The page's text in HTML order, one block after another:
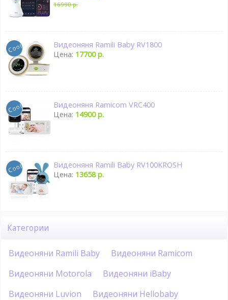
16990 р.
Видеоняня Ramili Baby RV1800
Цена: 17700 р.
Видеоняня Ramicom VRC400
Цена: 14900 р.
Видеоняня Ramili Baby RV100KROSH
Цена: 13658 р.
Категории
Видеоняни Ramili Baby
Видеоняни Ramicom
Видеоняни Motorola
Видеоняни iBaby
Видеоняни Luvion
Видеоняни Hellobaby